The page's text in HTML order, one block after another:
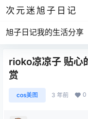
次元迷旭子日记
旭子日记我的生活分享
rioko凉凉子 贴
赏
cos美图 3 年前 0